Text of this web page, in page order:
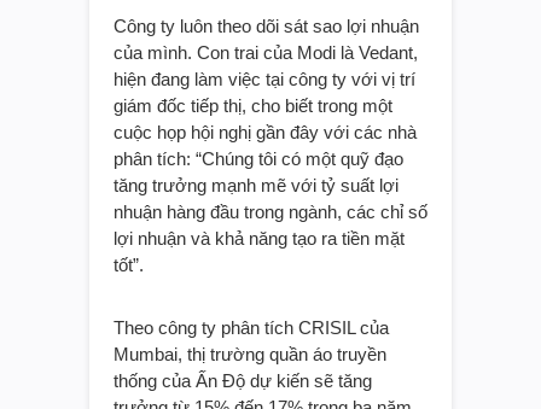
Công ty luôn theo dõi sát sao lợi nhuận
của mình. Con trai của Modi là Vedant,
hiện đang làm việc tại công ty với vị trí
giám đốc tiếp thị, cho biết trong một
cuộc họp hội nghị gần đây với các nhà
phân tích: “Chúng tôi có một quỹ đạo
tăng trưởng mạnh mẽ với tỷ suất lợi
nhuận hàng đầu trong ngành, các chỉ số
lợi nhuận và khả năng tạo ra tiền mặt
tốt”.
Theo công ty phân tích CRISIL của
Mumbai, thị trường quần áo truyền
thống của Ấn Độ dự kiến sẽ tăng